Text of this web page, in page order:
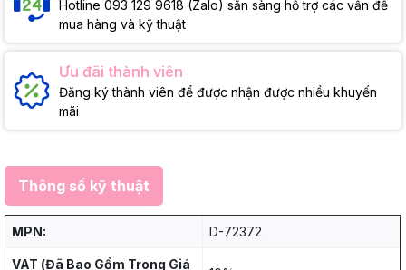
Hotline 093 129 9618 (Zalo) sẵn sàng hỗ trợ các vấn đề
mua hàng và kỹ thuật
Ưu đãi thành viên
Đăng ký thành viên để được nhận được nhiều khuyến
mãi
Thông số kỹ thuật
MPN: D-72372
VAT (Đã Bao Gồm Trong Giá